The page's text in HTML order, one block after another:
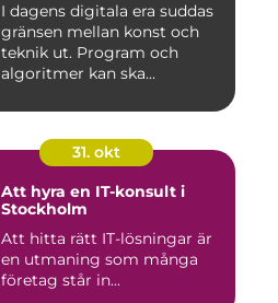
I dagens digitala era suddas
gränsen mellan konst och
teknik ut. Program och
algoritmer kan ska...
31. okt
Att hyra en IT-konsult i
Stockholm
Att hitta rätt IT-lösningar är
en utmaning som många
företag står in...